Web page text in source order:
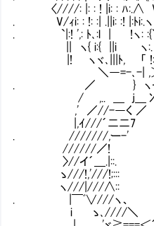
〈////: |: : ! |i: : ﾊ:.∧
. V/ｨi: : !: :| .||i: :! |:ﾄ
. `|:! ',: ﾄ､:l |Ⅳ !ヽ: :{
|| ヽ{ i:{ ||i ヽ:.ゝ
|! ヽヾ､|||ﾄ, 「 !:{
＼―=-､-| ,
. ／ } ヽ‐--ゝ､ _
/ ,.. ＿ j＿
,' ／//-―く
|,ｲ///´二二7
. ///////,ー-' |'
//////／! |
〉//イ´＿
ゝ///!,'///!;::: '
ヽ///|///∧:: /
. |￣ﾞ∨///ヽ
i ゝ､////＼ ／